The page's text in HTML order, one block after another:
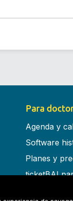
Para
Agenda y
Software
Planes y
ticketBAI